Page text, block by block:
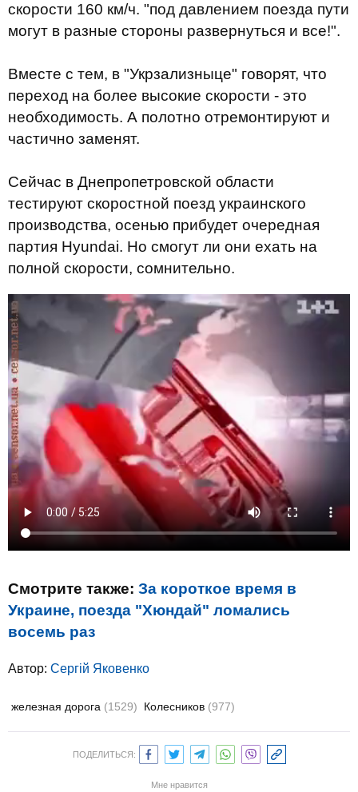
скорости 160 км/ч. "под давлением поезда пути
могут в разные стороны развернуться и все!".
Вместе с тем, в "Укрзализныце" говорят, что
переход на более высокие скорости - это
необходимость. А полотно отремонтируют и
частично заменят.
Сейчас в Днепропетровской области
тестируют скоростной поезд украинского
производства, осенью прибудет очередная
партия Hyundai. Но смогут ли они ехать на
полной скорости, сомнительно.
Смотрите также: За короткое время в
Украине, поезда "Хюндай" ломались
восемь раз
Автор: Сергій Яковенко
железная дорога (1529) Колесников (977)
ПОДЕЛИТЬСЯ:
Мне нравится